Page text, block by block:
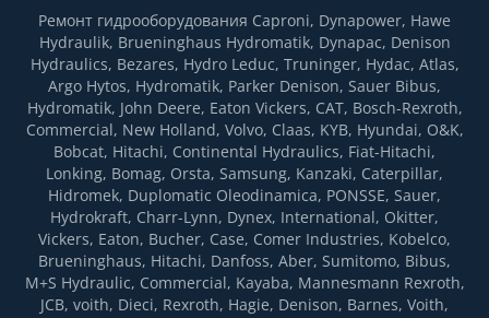
Ремонт гидрооборудования Caproni, Dynapower, Hawe
Hydraulik, Brueninghaus Hydromatik, Dynapac, Denison
Hydraulics, Bezares, Hydro Leduc, Truninger, Hydac, Atlas,
Argo Hytos, Hydromatik, Parker Denison, Sauer Bibus,
Hydromatik, John Deere, Eaton Vickers, CAT, Bosch-Rexroth,
Commercial, New Holland, Volvo, Claas, KYB, Hyundai, O&K,
Bobcat, Hitachi, Continental Hydraulics, Fiat-Hitachi,
Lonking, Bomag, Orsta, Samsung, Kanzaki, Caterpillar,
Hidromek, Duplomatic Oleodinamica, PONSSE, Sauer,
Hydrokraft, Charr-Lynn, Dynex, International, Okitter,
Vickers, Eaton, Bucher, Case, Comer Industries, Kobelco,
Brueninghaus, Hitachi, Danfoss, Aber, Sumitomo, Bibus,
M+S Hydraulic, Commercial, Kayaba, Mannesmann Rexroth,
JCB, voith, Dieci, Rexroth, Hagie, Denison, Barnes, Voith,